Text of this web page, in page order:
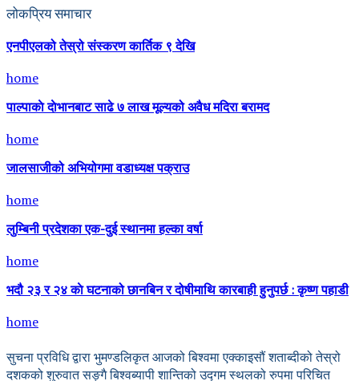
लोकप्रिय समाचार
एनपीएलको तेस्रो संस्करण कार्तिक ९ देखि
home
पाल्पाकाे दाेभानबाट साढे ७ लाख मूल्यको अवैध मदिरा बरामद
home
जालसाजीको अभियोगमा वडाध्यक्ष पक्राउ
home
लुम्बिनी प्रदेशका एक-दुई स्थानमा हल्का वर्षा
home
भदौ २३ र २४ काे घटनाको छानबिन र दोषीमाथि कारबाही हुनुपर्छ : कृष्ण पहाडी
home
सुचना प्रविधि द्वारा भुमण्डलिकृत आजको बिश्वमा एक्काइसौं शताब्दीको तेस्रो
दशकको शुरुवात सङ्गै बिश्वब्यापी शान्तिको उद्गम स्थलको रुपमा परिचित